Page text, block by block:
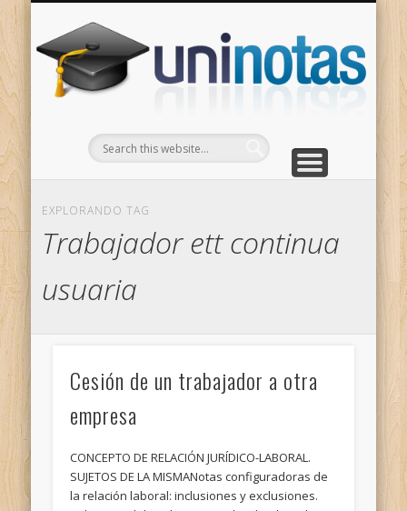
EXPLORANDO TAG
Trabajador ett continua
usuaria
Cesión de un trabajador a otra
empresa
CONCEPTO DE RELACIÓN JURÍDICO-LABORAL.
SUJETOS DE LA MISMANotas configuradoras de
la relación laboral: inclusiones y exclusiones.